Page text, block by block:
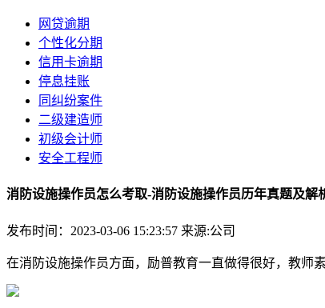
网贷逾期
个性化分期
信用卡逾期
停息挂账
同纠纷案件
二级建造师
初级会计师
安全工程师
消防设施操作员怎么考取-消防设施操作员历年真题及解
发布时间：2023-03-06 15:23:57 来源:公司
在消防设施操作员方面，励普教育一直做得很好，教师